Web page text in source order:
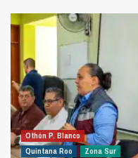
Othón P. Blanco
Quintana Roo
Zona Sur